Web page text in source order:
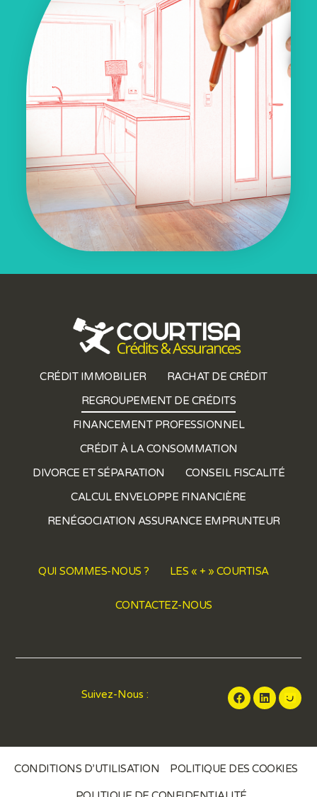
CRÉDIT IMMOBILIER
RACHAT DE CRÉDIT
REGROUPEMENT DE CRÉDITS
FINANCEMENT PROFESSIONNEL
CRÉDIT À LA CONSOMMATION
DIVORCE ET SÉPARATION
CONSEIL FISCALITÉ
CALCUL ENVELOPPE FINANCIÈRE
RENÉGOCIATION ASSURANCE EMPRUNTEUR
QUI SOMMES-NOUS ? LES « + » COURTISA
CONTACTEZ-NOUS
Suivez-Nous :
CONDITIONS D’UTILISATION POLITIQUE DES COOKIES